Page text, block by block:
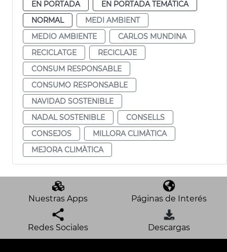
EN PORTADA
EN PORTADA TEMÁTICA
NORMAL
MEDI AMBIENT
MEDIO AMBIENTE
CARLOS MUNDINA
RECICLATGE
RECICLAJE
CONSUM RESPONSABLE
CONSUMO RESPONSABLE
NAVIDAD SOSTENIBLE
NADAL SOSTENIBLE
CONSELLS
CONSEJOS
MILLORA CLIMÀTICA
MEJORA CLIMÀTICA
Nuestras Apps Páginas de Interés
Redes Sociales Descargas